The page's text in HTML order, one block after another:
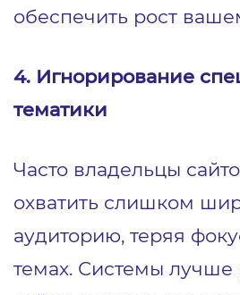
обеспечить рост
4. Игнорирование
тематики
Часто владельцы
охватить слишком
аудиторию, теряя
темах. Системы